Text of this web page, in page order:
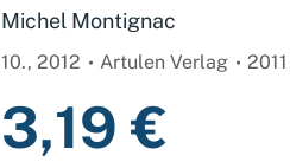
Michel Montignac
10., 2012 Artulen Verlag 2011
3,19 €